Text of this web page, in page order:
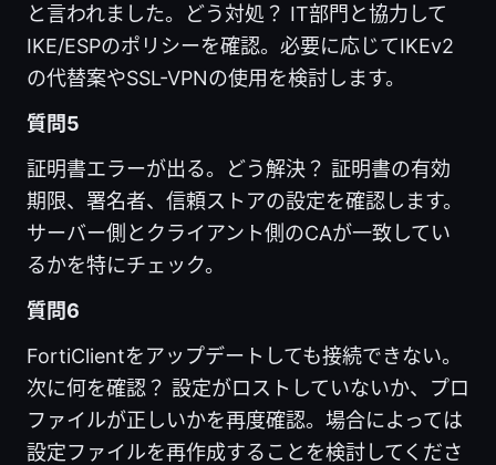
と言われました。どう対処？ IT部門と協力して
IKE/ESPのポリシーを確認。必要に応じてIKEv2
の代替案やSSL-VPNの使用を検討します。
質問5
証明書エラーが出る。どう解決？ 証明書の有効
期限、署名者、信頼ストアの設定を確認します。
サーバー側とクライアント側のCAが一致してい
るかを特にチェック。
質問6
FortiClientをアップデートしても接続できない。
次に何を確認？ 設定がロストしていないか、プロ
ファイルが正しいかを再度確認。場合によっては
設定ファイルを再作成することを検討してくださ